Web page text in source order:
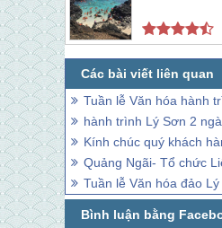
Tuần lễ Văn hóa hành
hành trình Lý Sơn 2
Kính chúc quý khách
Quảng Ngãi- Tổ chức
Tuần lễ Văn hóa đảo